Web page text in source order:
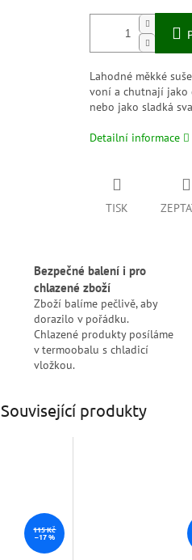
Lahodné měkké
voní a chutnají jako
nebo jako sladká
Detailní informace
TISK
Bezpečné balení i pro
chlazené zboží
Zboží balíme pečlivě, aby
dorazilo v pořádku.
Chlazené produkty posíláme
v termoobalu s chladicí
vložkou.
Související produkty
115 Kč
–17 %